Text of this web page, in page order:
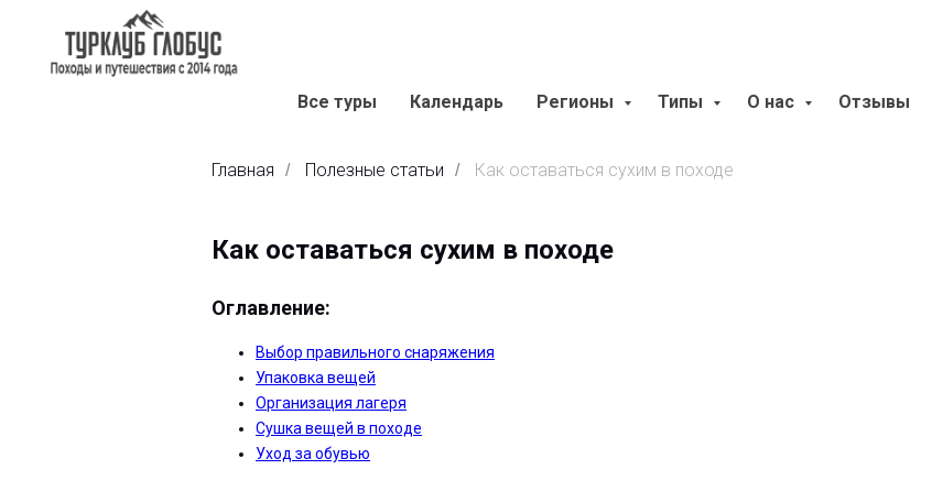
Все туры Календарь Регионы Типы О нас Отзывы
Главная / Полезные статьи / Как оставаться сухим в походе
Как оставаться сухим в походе
Оглавление:
Выбор правильного снаряжения
Упаковка вещей
Организация лагеря
Сушка вещей в походе
Уход за обувью